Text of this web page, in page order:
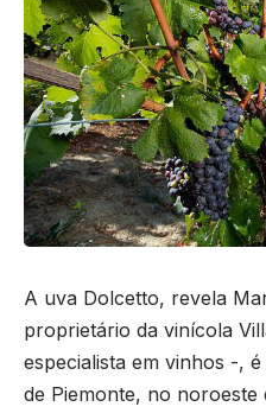
A uva Dolcetto, revela
proprietário da vinícola
especialista em vinhos -,
de Piemonte, no noroeste